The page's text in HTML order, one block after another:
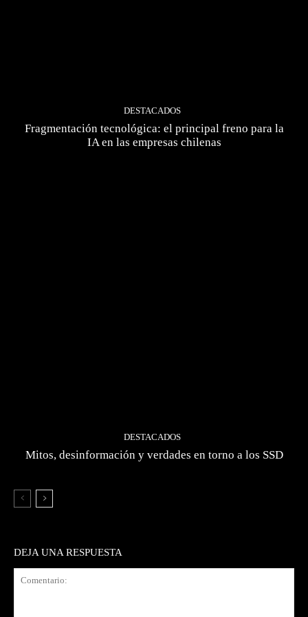
DESTACADOS
Fragmentación tecnológica: el principal freno para la
IA en las empresas chilenas
DESTACADOS
Mitos, desinformación y verdades en torno a los SSD
DEJA UNA RESPUESTA